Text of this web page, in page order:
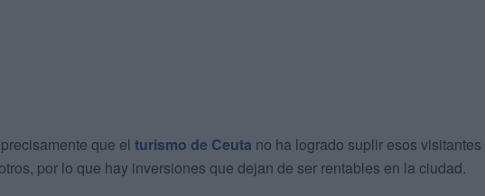
que el turismo de Ceuta no ha logrado suplir esos visitantes
por lo que hay inversiones que dejan de ser rentables en la ciudad.